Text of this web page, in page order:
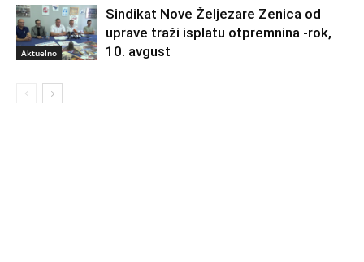
Aktuelno
Sindikat Nove Željezare Zenica od
uprave traži isplatu otpremnina -rok,
10. avgust